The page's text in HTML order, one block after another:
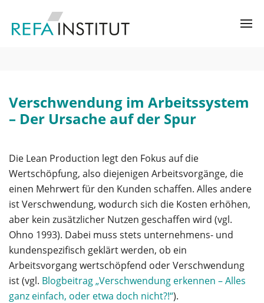
Verschwendung im Arbeitssystem
– Der Ursache auf der Spur
Die Lean Production legt den Fokus auf die
Wertschöpfung, also diejenigen Arbeitsvorgänge, die
einen Mehrwert für den Kunden schaffen. Alles andere
ist Verschwendung, wodurch sich die Kosten erhöhen,
aber kein zusätzlicher Nutzen geschaffen wird (vgl.
Ohno 1993). Dabei muss stets unternehmens- und
kundenspezifisch geklärt werden, ob ein
Arbeitsvorgang wertschöpfend oder Verschwendung
ist (vgl. Blogbeitrag „Verschwendung erkennen – Alles
ganz einfach, oder etwa doch nicht?!“).